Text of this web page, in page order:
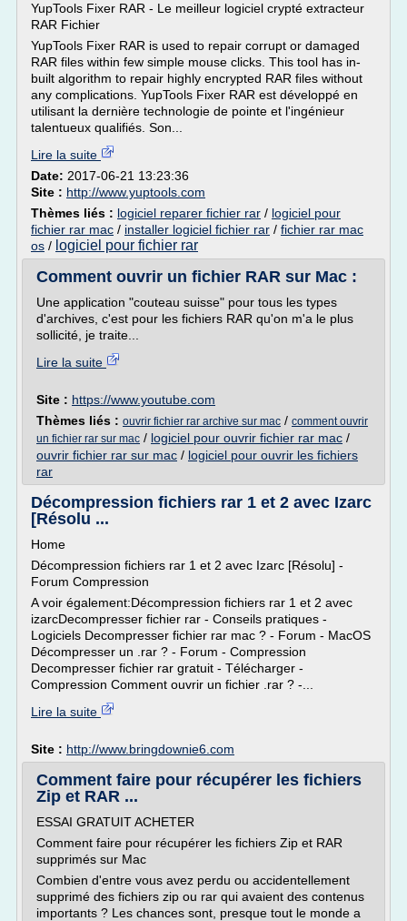
YupTools Fixer RAR - Le meilleur logiciel crypté extracteur
RAR Fichier
YupTools Fixer RAR is used to repair corrupt or damaged
RAR files within few simple mouse clicks. This tool has in-
built algorithm to repair highly encrypted RAR files without
any complications. YupTools Fixer RAR est développé en
utilisant la dernière technologie de pointe et l'ingénieur
talentueux qualifiés. Son...
Lire la suite
Date: 2017-06-21 13:23:36
Site : http://www.yuptools.com
Thèmes liés : logiciel reparer fichier rar / logiciel pour
fichier rar mac / installer logiciel fichier rar / fichier rar mac
os / logiciel pour fichier rar
Comment ouvrir un fichier RAR sur Mac :
Une application "couteau suisse" pour tous les types
d'archives, c'est pour les fichiers RAR qu'on m'a le plus
sollicité, je traite...
Lire la suite
Site : https://www.youtube.com
Thèmes liés : ouvrir fichier rar archive sur mac / comment ouvrir
un fichier rar sur mac / logiciel pour ouvrir fichier rar mac /
ouvrir fichier rar sur mac / logiciel pour ouvrir les fichiers
rar
Décompression fichiers rar 1 et 2 avec Izarc
[Résolu ...
Home
Décompression fichiers rar 1 et 2 avec Izarc [Résolu] -
Forum Compression
A voir également:Décompression fichiers rar 1 et 2 avec
izarcDecompresser fichier rar - Conseils pratiques -
Logiciels Decompresser fichier rar mac ? - Forum - MacOS
Décompresser un .rar ? - Forum - Compression
Decompresser fichier rar gratuit - Télécharger -
Compression Comment ouvrir un fichier .rar ? -...
Lire la suite
Site : http://www.bringdownie6.com
Comment faire pour récupérer les fichiers
Zip et RAR ...
ESSAI GRATUIT ACHETER
Comment faire pour récupérer les fichiers Zip et RAR
supprimés sur Mac
Combien d'entre vous avez perdu ou accidentellement
supprimé des fichiers zip ou rar qui avaient des contenus
importants ? Les chances sont, presque tout le monde a